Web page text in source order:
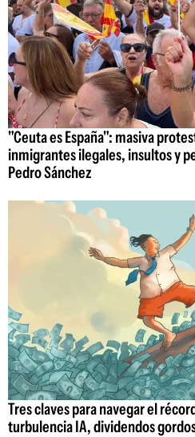
"Ceuta es España": masiva
inmigrantes ilegales, insultos y
Pedro Sánchez
Tres claves para navegar el
turbulencia IA, dividendos